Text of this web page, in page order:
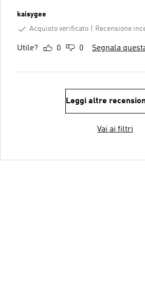
kaisygee
Acquisto verificato
Recensione
Utile? 0 0 Segnala
Leggi altre
Vai ai filtri